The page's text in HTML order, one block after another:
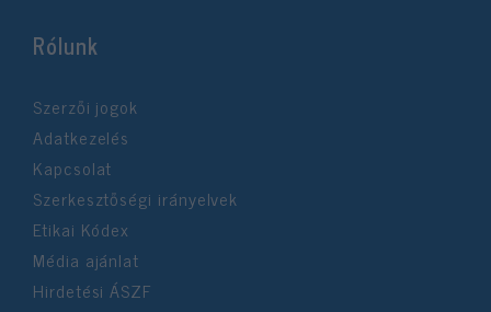
Rólunk
Szerzői jogok
Adatkezelés
Kapcsolat
Szerkesztőségi irányelvek
Etikai Kódex
Média ajánlat
Hirdetési ÁSZF